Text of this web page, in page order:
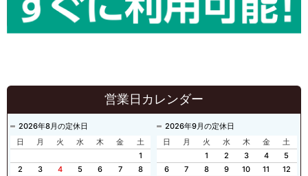
営業日カレンダー
2026年8月の定休日
日
月 火 水 木 金
土
1
2
3 4 5 6 7
8
2026年9月の定休日
日
月 火 水 木 金
土
1
2 3 4
5
6
7 8 9 10 11
12